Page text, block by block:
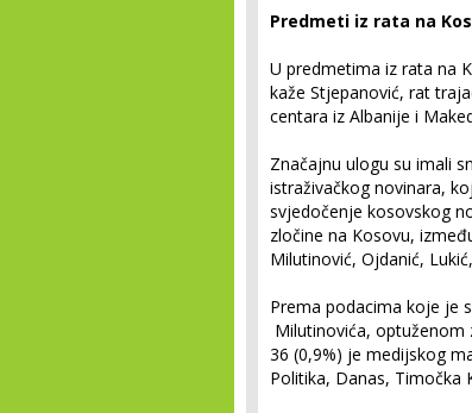
Predmeti iz rata na
U predmetima iz rata na
kaže Stjepanović, rat
centara iz Albanije i
Značajnu ulogu su imali
istraživačkog novinara,
svjedočenje kosovskog
zločine na Kosovu,
Milutinović, Ojdanić,
Prema podacima koje je
Milutinovića, optuženom
36 (0,9%) je medijskog
Politika, Danas, Timočka